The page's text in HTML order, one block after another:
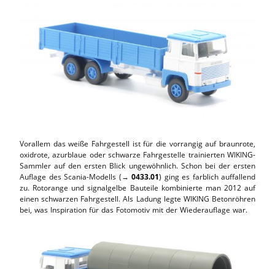
Vorallem das weiße Fahrgestell ist für die vorrangig auf braunrote,
oxidrote, azurblaue oder schwarze Fahrgestelle trainierten WIKING-
Sammler auf den ersten Blick ungewöhnlich. Schon bei der ersten
Auflage des Scania-Modells (→ 0433.01) ging es farblich auffallend
zu. Rotorange und signalgelbe Bauteile kombinierte man 2012 auf
einen schwarzen Fahrgestell. Als Ladung legte WIKING Betonröhren
bei, was Inspiration für das Fotomotiv mit der Wiederauflage war.